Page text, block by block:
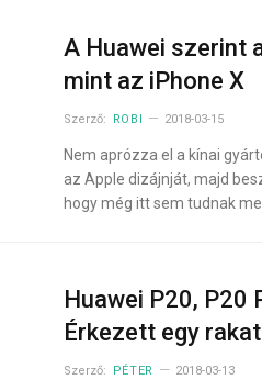
A Huawei szerint
mint az iPhone X
Szerző: ROBI 2018-03-15
Nem aprózza el a kínai
az Apple dizájnját, majd
hogy még itt sem tudnak
Huawei P20, P20
Érkezett egy
Szerző: PÉTER 2018-03-13